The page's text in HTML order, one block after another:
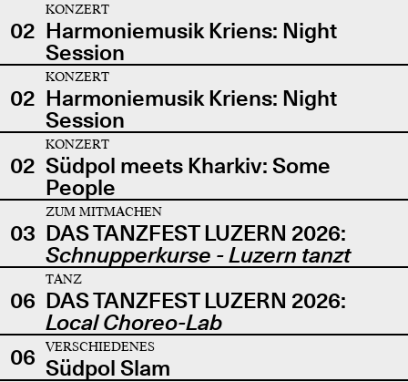
02
KONZERT
Harmoniemusik Kriens: Night
Session
02
KONZERT
Harmoniemusik Kriens: Night
Session
02
KONZERT
Südpol meets Kharkiv: Some
People
03
ZUM MITMACHEN
DAS TANZFEST LUZERN 2026:
Schnupperkurse - Luzern tanzt
06
TANZ
DAS TANZFEST LUZERN 2026:
Local Choreo-Lab
06
VERSCHIEDENES
Südpol Slam